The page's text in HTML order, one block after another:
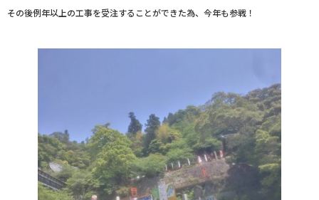
その後例年以上の工事を受注することができた為、今年も参戦！